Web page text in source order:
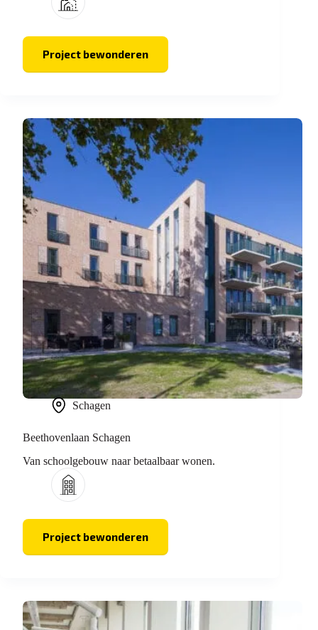
Project bewonderen
Vaneg-
woningen
Schagen
Beethovenlaan Schagen
Van schoolgebouw naar betaalbaar wonen.
Project bewonderen
Beethovenlaan
Schagen